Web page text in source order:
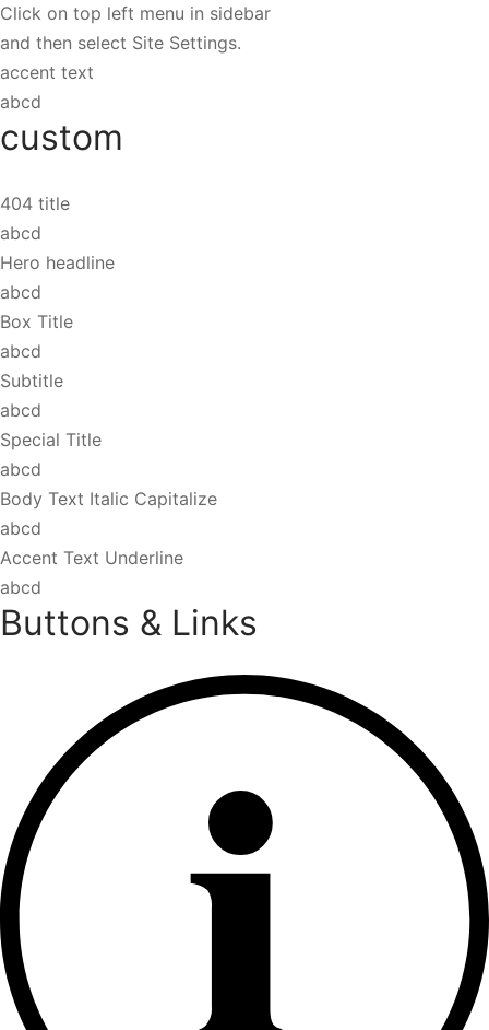
Click on top left menu in sidebar
and then select Site Settings.
accent text
abcd
custom
404 title
abcd
Hero headline
abcd
Box Title
abcd
Subtitle
abcd
Special Title
abcd
Body Text Italic Capitalize
abcd
Accent Text Underline
abcd
Buttons & Links